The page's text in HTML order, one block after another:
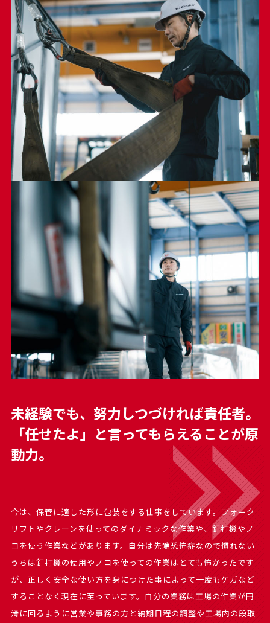
未経験でも、努力しつづければ責任者。
「任せたよ」と言ってもらえることが原
動力。
今は、保管に適した形に包装をする仕事をしています。フォーク
リフトやクレーンを使ってのダイナミックな作業や、釘打機やノ
コを使う作業などがあります。自分は先端恐怖症なので慣れない
うちは釘打機の使用やノコを使っての作業はとても怖かったです
が、正しく安全な使い方を身につけた事によって一度もケガなど
することなく現在に至っています。自分の業務は工場の作業が円
滑に回るように営業や事務の方と納期日程の調整や工場内の段取